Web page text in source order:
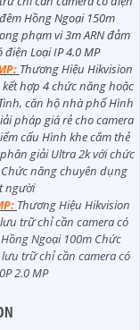
Hồng Ngoại 150m
phạm vi 3m ARN đảm
Loại IP 4.0 MP
Thương Hiệu Hikvision
hợp 4 chức năng hoặc
căn hộ nhà phố Hình
pháp giá rẻ cho camera
cấu Hình khe cắm thẻ
giải Ultra 2k với chức
năng chuyên dụng
người
Thương Hiệu Hikvision
trữ chỉ cần camera có
Ngoại 100m Chức
trữ chỉ cần camera có
2.0 MP